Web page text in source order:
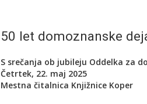
50 let domoznanske
S srečanja ob jubileju Oddelka za
Četrtek, 22. maj 2025
Mestna čitalnica Knjižnice Koper